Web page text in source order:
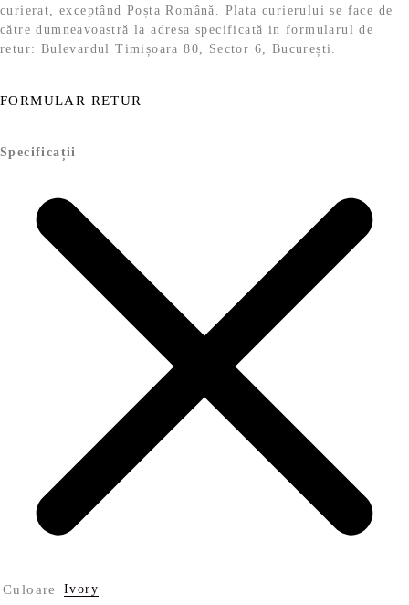
curierat, exceptând Poșta Română. Plata curierului se face de
către dumneavoastră la adresa specificată in formularul de
retur: Bulevardul Timișoara 80, Sector 6, București.
FORMULAR RETUR
Specificații
Culoare Ivory